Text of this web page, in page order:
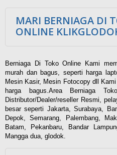
MARI BERNIAGA DI
ONLINE
Berniaga Di Toko Online Kami
murah dan bagus, seperti harga
Mesin Kasir, Mesin Fotocopy dll
harga bagus.Area Berniaga
Distributor/Dealer/reseller Resmi,
besar seperti Jakarta, Surabaya,
Depok, Semarang, Palembang,
Batam, Pekanbaru, Bandar
Mangga dua, glodok.